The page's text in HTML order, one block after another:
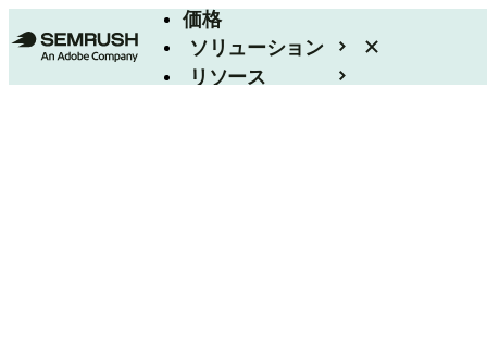
価格
ソリューション
リソース